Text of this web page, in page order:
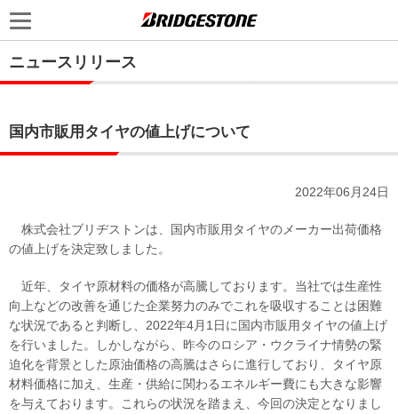
ニュースリリース
国内市販用タイヤの値上げについて
2022年06月24日
株式会社ブリヂストンは、国内市販用タイヤのメーカー出荷価格
の値上げを決定致しました。
近年、タイヤ原材料の価格が高騰しております。当社では生産性
向上などの改善を通じた企業努力のみでこれを吸収することは困難
な状況であると判断し、2022年4月1日に国内市販用タイヤの値上げ
を行いました。しかしながら、昨今のロシア・ウクライナ情勢の緊
迫化を背景とした原油価格の高騰はさらに進行しており、タイヤ原
材料価格に加え、生産・供給に関わるエネルギー費にも大きな影響
を与えております。これらの状況を踏まえ、今回の決定となりまし